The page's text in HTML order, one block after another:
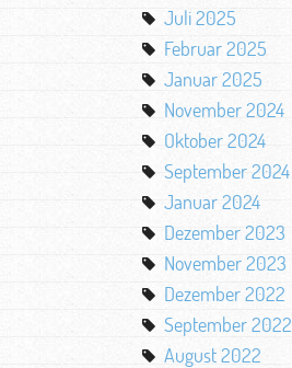
Juli 2025
Februar 2025
Januar 2025
November 2024
Oktober 2024
September 2024
Januar 2024
Dezember 2023
November 2023
Dezember 2022
September 2022
August 2022